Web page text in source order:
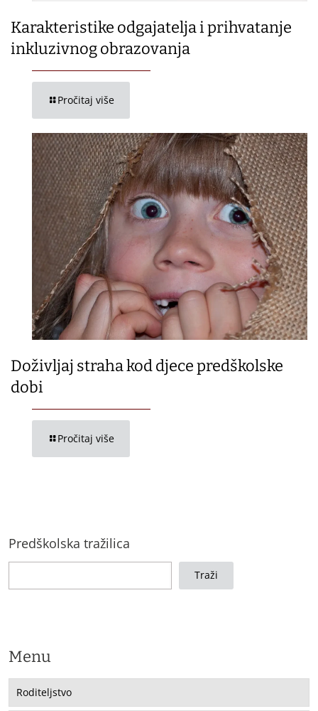
Karakteristike odgajatelja i prihvatanje
inkluzivnog obrazovanja
Pročitaj više
Doživljaj straha kod djece predškolske
dobi
Pročitaj više
Predškolska tražilica
Traži
Menu
Roditeljstvo